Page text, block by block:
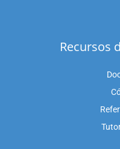
Recursos